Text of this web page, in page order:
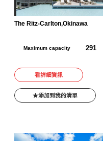
The Ritz-Carlton,Okinawa
Maximum capacity 291
看詳細資訊
添加到我的清單